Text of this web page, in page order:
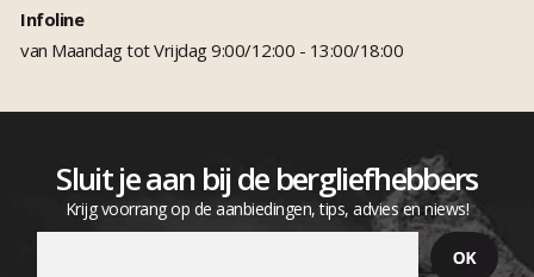
Infoline
van Maandag tot Vrijdag 9:00/12:00 - 13:00/18:00
Sluit je aan bij de bergliefhebbers
Krijg voorrang op de aanbiedingen, tips, advies en niews!